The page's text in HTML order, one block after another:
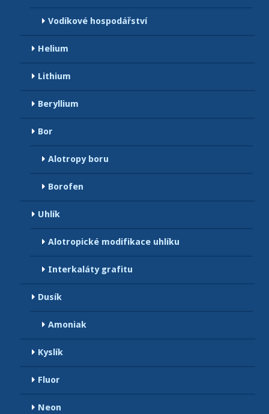
Vodíkové hospodářství
Helium
Lithium
Beryllium
Bor
Alotropy boru
Borofen
Uhlík
Alotropické modifikace uhlíku
Interkaláty grafitu
Dusík
Amoniak
Kyslík
Fluor
Neon